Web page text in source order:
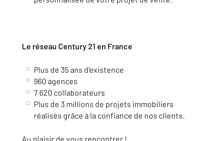
Le réseau Century 21 en France
Plus de 35 ans d’existence
960 agences
7 620 collaborateurs
Plus de 3 millions de projets immobiliers
réalisés grâce à la confiance de nos clients.
Au plaisir de vous rencontrer !